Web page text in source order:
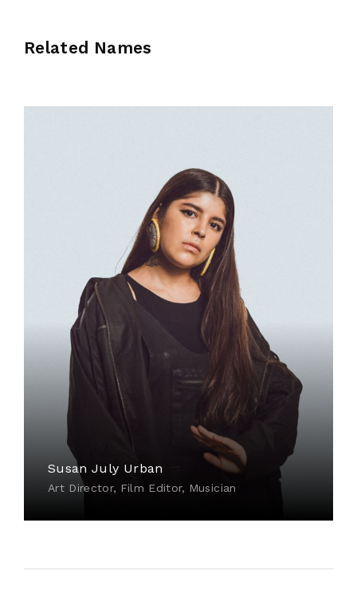
Related Names
Susan July Urban
Art Director Film Editor Musician